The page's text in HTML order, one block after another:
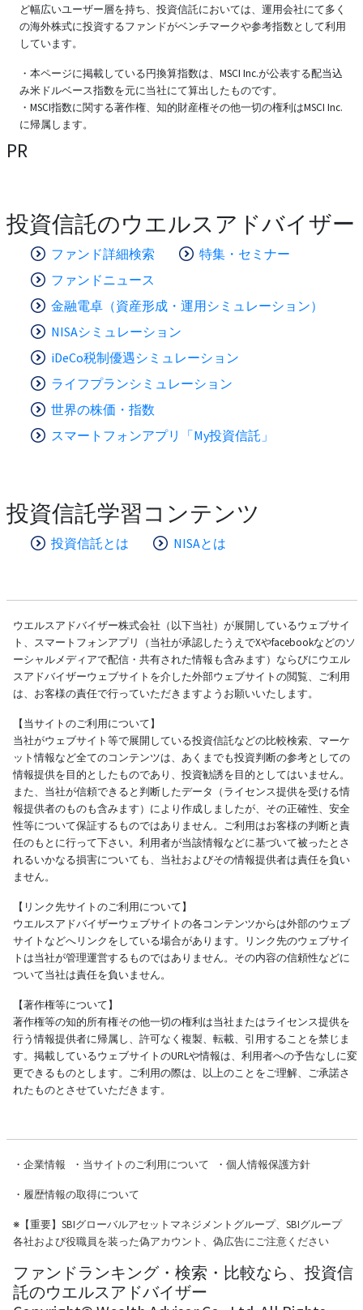
ど幅広いユーザー層を持ち、投資信託においては、運用会社にて多く
の海外株式に投資するファンドがベンチマークや参考指数として利用
しています。
・本ページに掲載している円換算指数は、MSCI Inc.が公表する配当込
み米ドルベース指数を元に当社にて算出したものです。
・MSCI指数に関する著作権、知的財産権その他一切の権利はMSCI Inc.
に帰属します。
PR
投資信託のウエルスアドバイザー
ファンド詳細検索
特集・セミナー
ファンドニュース
金融電卓（資産形成・運用シミュレーション）
NISAシミュレーション
iDeCo税制優遇シミュレーション
ライフプランシミュレーション
世界の株価・指数
スマートフォンアプリ「My投資信託」
投資信託学習コンテンツ
投資信託とは NISAとは
ウエルスアドバイザー株式会社（以下当社）が展開しているウェブサイ
ト、スマートフォンアプリ（当社が承認したうえでXやfacebookなどのソ
ーシャルメディアで配信・共有された情報も含みます）ならびにウエル
スアドバイザーウェブサイトを介した外部ウェブサイトの閲覧、ご利用
は、お客様の責任で行っていただきますようお願いいたします。
【当サイトのご利用について】
当社がウェブサイト等で展開している投資信託などの比較検索、マーケ
ット情報など全てのコンテンツは、あくまでも投資判断の参考としての
情報提供を目的としたものであり、投資勧誘を目的としてはいません。
また、当社が信頼できると判断したデータ（ライセンス提供を受ける情
報提供者のものも含みます）により作成しましたが、その正確性、安全
性等について保証するものではありません。ご利用はお客様の判断と責
任のもとに行って下さい。利用者が当該情報などに基づいて被ったとさ
れるいかなる損害についても、当社およびその情報提供者は責任を負い
ません。
【リンク先サイトのご利用について】
ウエルスアドバイザーウェブサイトの各コンテンツからは外部のウェブ
サイトなどへリンクをしている場合があります。リンク先のウェブサイ
トは当社が管理運営するものではありません。その内容の信頼性などに
ついて当社は責任を負いません。
【著作権等について】
著作権等の知的所有権その他一切の権利は当社またはライセンス提供を
行う情報提供者に帰属し、許可なく複製、転載、引用することを禁じま
す。掲載しているウェブサイトのURLや情報は、利用者への予告なしに変
更できるものとします。ご利用の際は、以上のことをご理解、ご承諾さ
れたものとさせていただきます。
・ 企業情報 ・ 当サイトのご利用について ・ 個人情報保護方針
・ 履歴情報の取得について
※【重要】SBIグローバルアセットマネジメントグループ、SBIグループ
各社および役職員を装った偽アカウント、偽広告にご注意ください
ファンドランキング・検索・比較なら、投資信
託のウエルスアドバイザー